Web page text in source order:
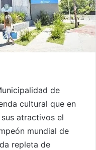
de
cultural que en
atractivos el
mundial de
repleta de